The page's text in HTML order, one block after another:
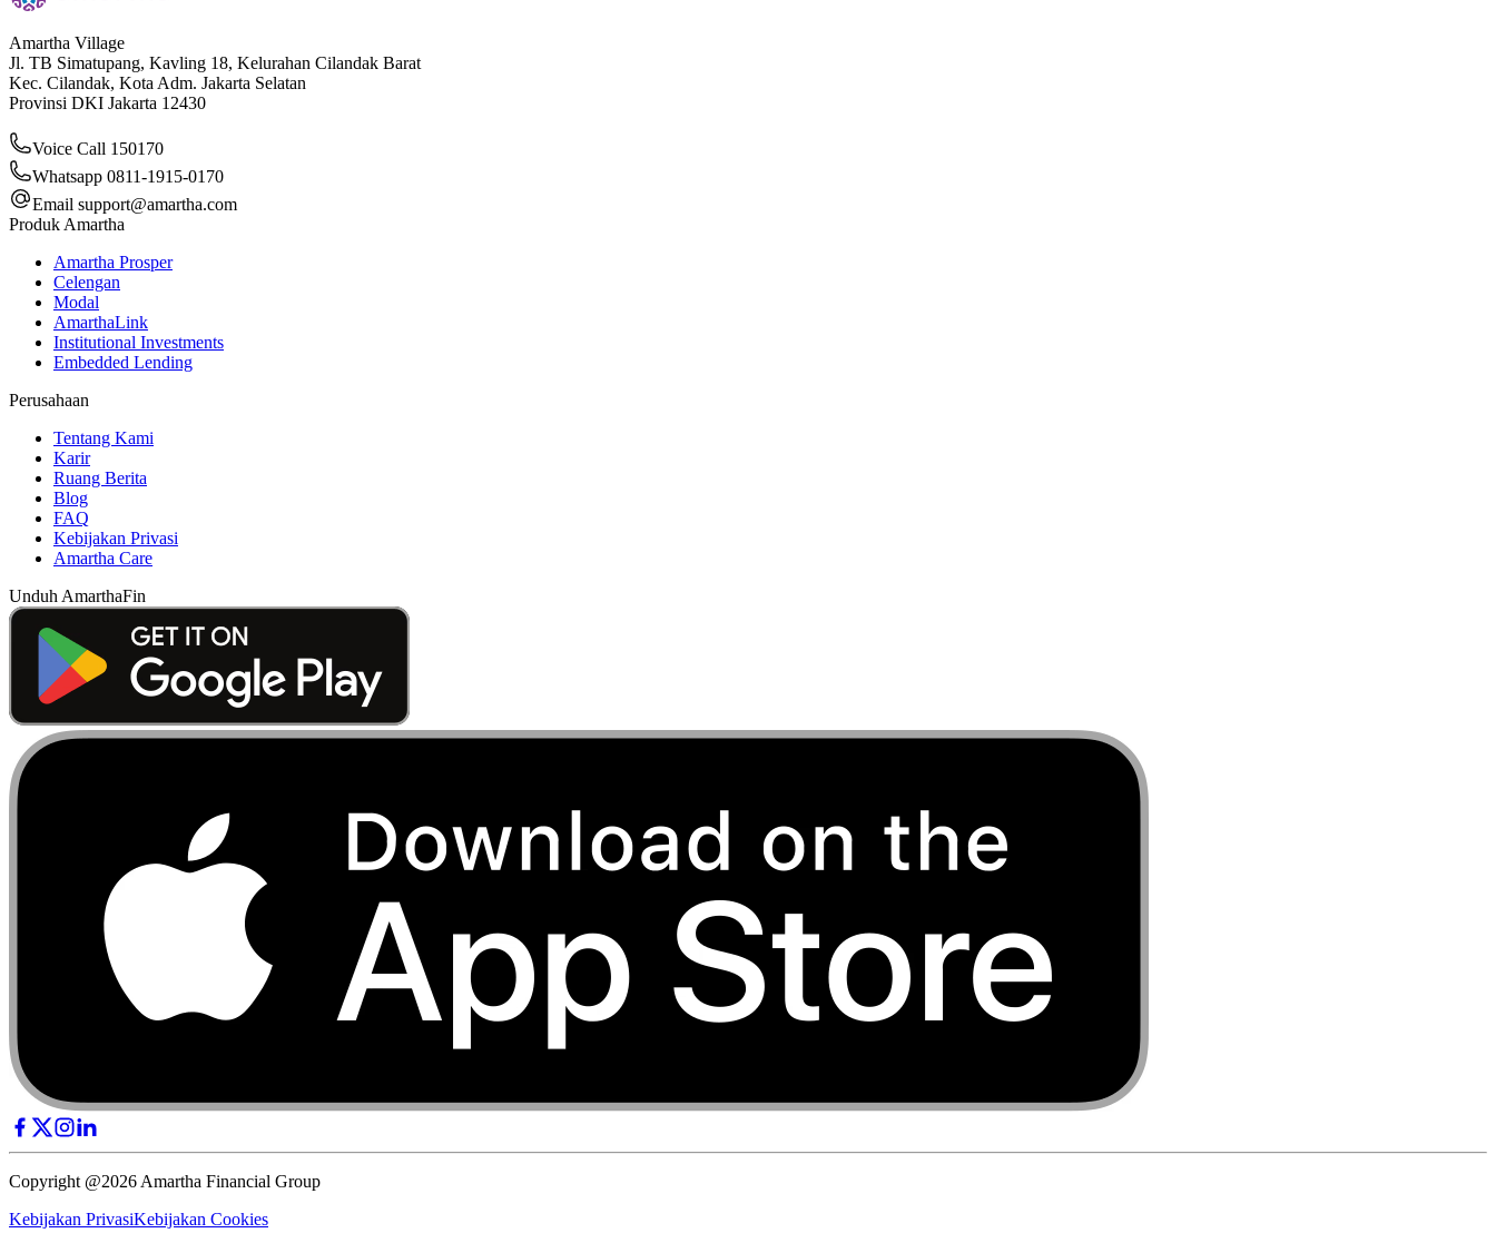
Amartha Village
Jl. TB Simatupang, Kavling 18, Kelurahan Cilandak Barat
Kec. Cilandak, Kota Adm. Jakarta Selatan
Provinsi DKI Jakarta 12430
Voice Call 150170
Whatsapp 0811-1915-0170
Email support@amartha.com
Produk Amartha
Amartha Prosper
Celengan
Modal
AmarthaLink
Institutional Investments
Embedded Lending
Perusahaan
Tentang Kami
Karir
Ruang Berita
Blog
FAQ
Kebijakan Privasi
Amartha Care
Unduh AmarthaFin
Copyright @2026 Amartha Financial Group
Kebijakan PrivasiKebijakan Cookies